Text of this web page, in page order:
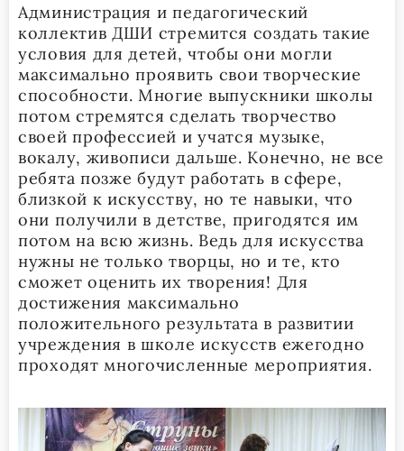
Администрация и педагогический
коллектив ДШИ стремится создать такие
условия для детей, чтобы они могли
максимально проявить свои творческие
способности. Многие выпускники школы
потом стремятся сделать творчество
своей профессией и учатся музыке,
вокалу, живописи дальше. Конечно, не все
ребята позже будут работать в сфере,
близкой к искусству, но те навыки, что
они получили в детстве, пригодятся им
потом на всю жизнь. Ведь для искусства
нужны не только творцы, но и те, кто
сможет оценить их творения! Для
достижения максимально
положительного результата в развитии
учреждения в школе искусств ежегодно
проходят многочисленные мероприятия.